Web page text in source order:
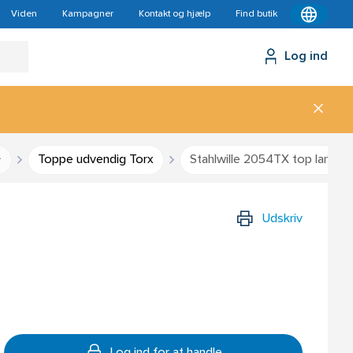
Viden Kampagner Kontakt og hjælp Find butik
Log ind
Toppe udvendig Torx Stahlwille 2054TX top lang
Udskriv